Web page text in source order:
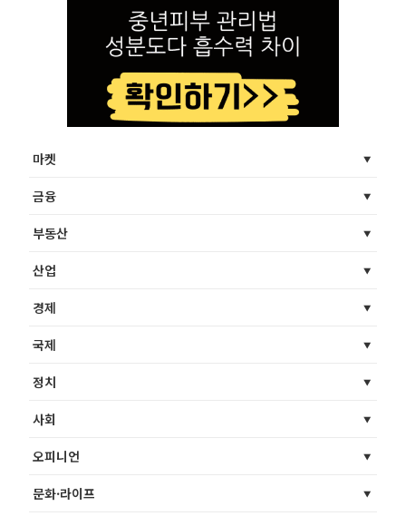
마켓
금융
부동산
산업
경제
국제
정치
사회
오피니언
문화·라이프